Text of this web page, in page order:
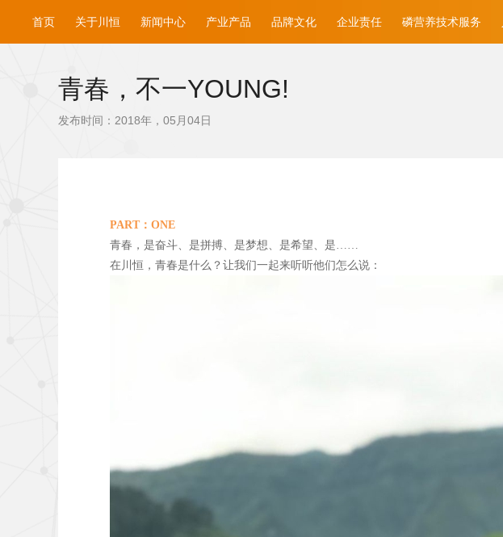
首页 关于川恒 新闻中心 产业产品 品牌文化 企业责任 磷营养技术服务
青春，不一YOUNG!
发布时间：2018年，05月04日
PART ：ONE
青春，是奋斗、是拼搏、是梦想、是希望、是……
在川恒，青春是什么？让我们一起来听听他们怎么说：